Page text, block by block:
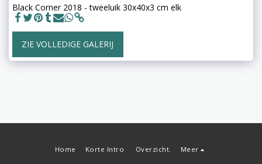
Black Corner 2018 - tweeluik 30x40x3 cm elk
ZIE VOLLEDIGE GALERIJ
Home Korte Intro Overzicht. Meer